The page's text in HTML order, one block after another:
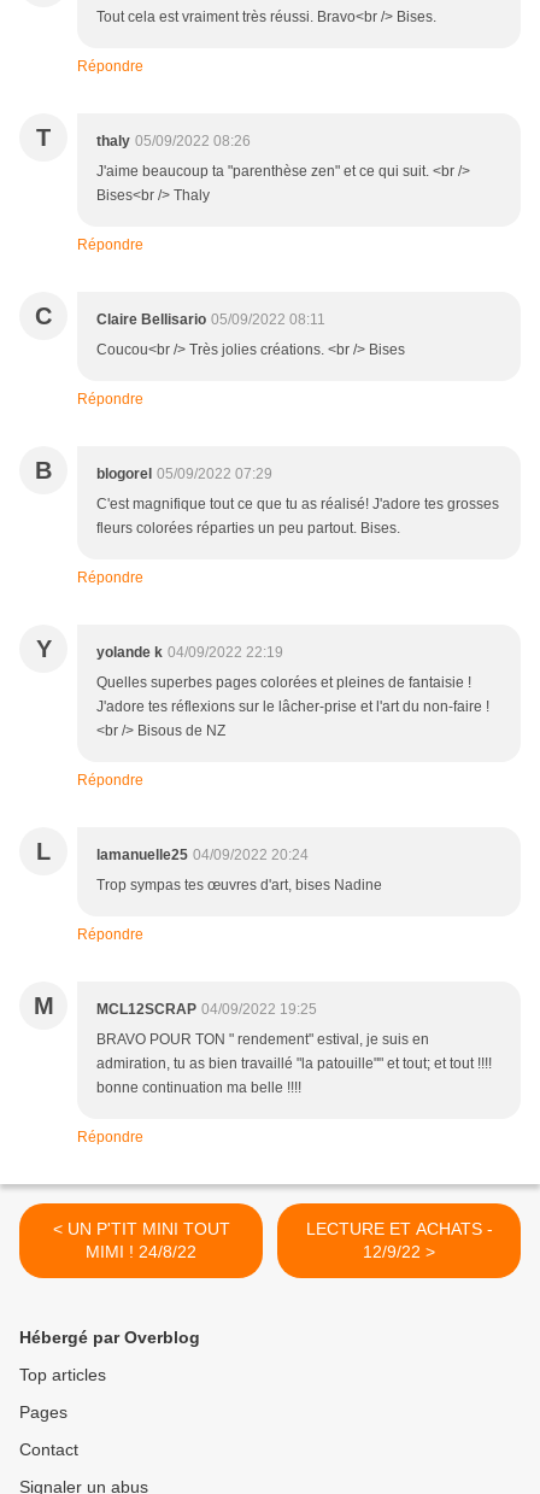
Tout cela est vraiment très réussi. Bravo<br /> Bises.
Répondre
T thaly 05/09/2022 08:26
J'aime beaucoup ta "parenthèse zen" et ce qui suit. <br />
Bises<br /> Thaly
Répondre
C Claire Bellisario 05/09/2022 08:11
Coucou<br /> Très jolies créations. <br /> Bises
Répondre
B blogorel 05/09/2022 07:29
C'est magnifique tout ce que tu as réalisé! J'adore tes grosses
fleurs colorées réparties un peu partout. Bises.
Répondre
Y yolande k 04/09/2022 22:19
Quelles superbes pages colorées et pleines de fantaisie !
J'adore tes réflexions sur le lâcher-prise et l'art du non-faire !
<br /> Bisous de NZ
Répondre
L lamanuelle25 04/09/2022 20:24
Trop sympas tes œuvres d'art, bises Nadine
Répondre
M MCL12SCRAP 04/09/2022 19:25
BRAVO POUR TON " rendement" estival, je suis en
admiration, tu as bien travaillé "la patouille"" et tout; et tout !!!!
bonne continuation ma belle !!!!
Répondre
< UN P'TIT MINI TOUT
MIMI ! 24/8/22
LECTURE ET ACHATS -
12/9/22 >
Hébergé par Overblog
Top articles
Pages
Contact
Signaler un abus